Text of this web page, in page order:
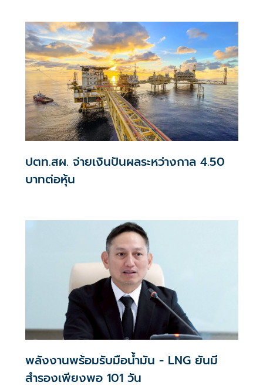
ปตท.สผ. จ่ายเงินปันผลระหว่างกาล 4.50
บาทต่อหุ้น
พลังงานพร้อมรับมือน้ำมัน - LNG ยันมี
สำรองเพียงพอ 101 วัน